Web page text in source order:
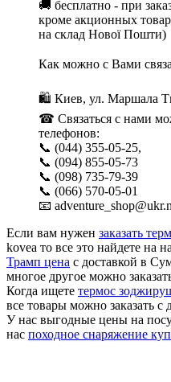
🚚 бесплатно - при
кроме акционных
на склад Нової Пошти)
Как можно с Вами
🛍 Киев, ул. Маршала
☎ Связаться с нами
телефонов:
📞 (044) 355-05-25,
📞 (094) 855-05-73
📞 (098)
📞 (066) 570-05-01
📧
Если вам нужен заказать
kovea то все это найдете на
Трамп цена с доставкой в
многое другое можно
Когда ищете термос
все товары можно заказать с
У нас выгодные цены на
нас походное снаряжение